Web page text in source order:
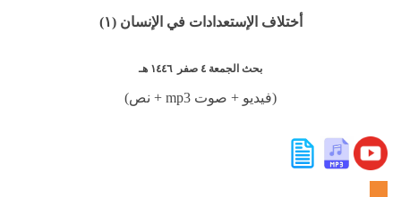
أختلاف الإستعدادات في الإنسان (١)
بحث الجمعة ٤ صفر ١٤٤٦ هـ
(فيديو + صوت mp3 + نص)